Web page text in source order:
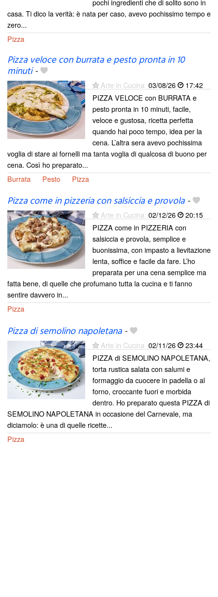
pochi ingredienti che di solito sono in
casa. Ti dico la verità: è nata per caso, avevo pochissimo tempo e
zero...
Pizza
Pizza veloce con burrata e pesto pronta in 10
minuti-
Arte in Cucina 03/08/26
17:42
PIZZA VELOCE con BURRATA e
pesto pronta in 10 minuti, facile,
veloce e gustosa, ricetta perfetta
quando hai poco tempo, idea per la
cena. L’altra sera avevo pochissima
voglia di stare ai fornelli ma tanta voglia di qualcosa di buono per
cena. Così ho preparato...
Burrata
Pesto Pizza
Pizza come in pizzeria con salsiccia e provola-
Arte in Cucina 02/12/26
20:15
PIZZA come in PIZZERIA con
salsiccia e provola, semplice e
buonissima, con impasto a lievitazione
lenta, soffice e facile da fare. L’ho
preparata per una cena semplice ma
fatta bene, di quelle che profumano tutta la cucina e ti fanno
sentire davvero in...
Pizza
Pizza di semolino napoletana-
Arte in Cucina 02/11/26
23:44
PIZZA di SEMOLINO NAPOLETANA,
torta rustica salata con salumi e
formaggio da cuocere in padella o al
forno, croccante fuori e morbida
dentro. Ho preparato questa PIZZA di
SEMOLINO NAPOLETANA in occasione del Carnevale, ma
diciamolo: è una di quelle ricette...
Pizza